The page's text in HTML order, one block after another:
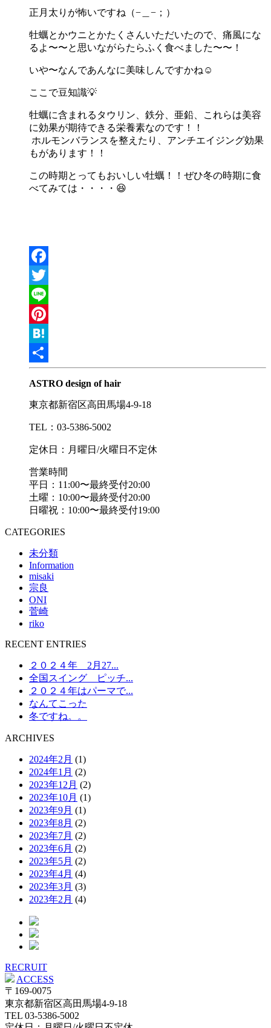
正月太りが怖いですね（−＿−；）
牡蠣とかウニとかたくさんいただいたので、痛風にな
るよ〜〜と思いながらたらふく食べました〜〜！
いや〜なんであんなに美味しんですかね☺️
ここで豆知識💡
牡蠣に含まれるタウリン、鉄分、亜鉛、これらは美容
に効果が期待できる栄養素なのです！！
ホルモンバランスを整えたり、アンチエイジング効果
もがあります！！
この時期とってもおいしい牡蠣！！ぜひ冬の時期に食
べてみては・・・・😆
Facebook
Twitter
Line
Pinterest
Hatena
共
ASTRO design of hair
東京都新宿区高田馬場4-9-18
TEL：03-5386-5002
定休日：月曜日/火曜日不定休
営業時間
平日：11:00〜最終受付20:00
土曜：10:00〜最終受付20:00
日曜祝：10:00〜最終受付19:00
CATEGORIES
未分類
Information
misaki
宗良
ONI
菅崎
riko
RECENT ENTRIES
２０２４年 2月27...
全国スイング ピッチ...
２０２４年はパーマで...
なんてこった
冬ですね。。
ARCHIVES
2024年2月 (1)
2024年1月 (2)
2023年12月 (2)
2023年10月 (1)
2023年9月 (1)
2023年8月 (2)
2023年7月 (2)
2023年6月 (2)
2023年5月 (2)
2023年4月 (4)
2023年3月 (3)
2023年2月 (4)
RECRUIT
ACCESS
〒169-0075
東京都新宿区高田馬場4-9-18
TEL 03-5386-5002